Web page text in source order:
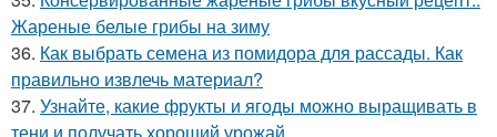
Жареные белые грибы на зиму
36. Как выбрать семена из помидора для рассады. Как
правильно извлечь материал?
37. Узнайте, какие фрукты и ягоды можно выращивать в